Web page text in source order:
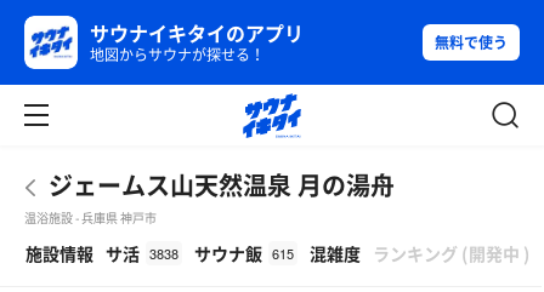
サウナイキタイのアプリ
地図からサウナが探せる！
無料で使う
ジェームス山天然温泉 月の湯舟
温浴施設 - 兵庫県 神戸市
施設情報 サ活 3838 サウナ飯 615 混雑度 ランキング (開発中 )